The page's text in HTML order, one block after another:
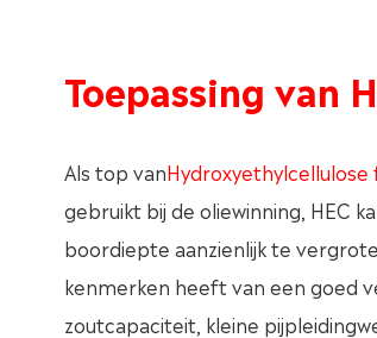
Toepassing van
Als top van
gebruikt bij de oliewinning, HEC
boordiepte aanzienlijk te
kenmerken heeft van een goed
zoutcapaciteit, kleine